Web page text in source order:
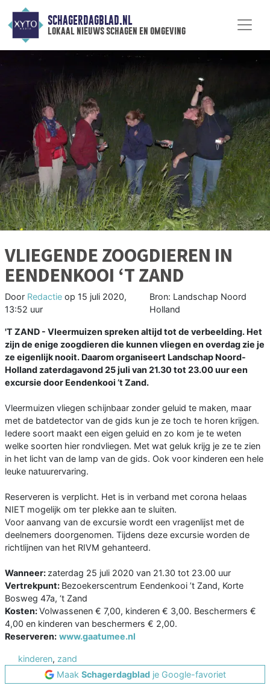
SCHAGERDAGBLAD.NL
lokaal nieuws schagen en omgeving
VLIEGENDE ZOOGDIEREN IN
EENDENKOOI ‘T ZAND
Door Redactie op 15 juli 2020,
13:52 uur
Bron: Landschap Noord
Holland
'T ZAND - Vleermuizen spreken altijd tot de verbeelding. Het
zijn de enige zoogdieren die kunnen vliegen en overdag zie je
ze eigenlijk nooit. Daarom organiseert Landschap Noord-
Holland zaterdagavond 25 juli van 21.30 tot 23.00 uur een
excursie door Eendenkooi ’t Zand.
Vleermuizen vliegen schijnbaar zonder geluid te maken, maar
met de batdetector van de gids kun je ze toch te horen krijgen.
Iedere soort maakt een eigen geluid en zo kom je te weten
welke soorten hier rondvliegen. Met wat geluk krijg je ze te zien
in het licht van de lamp van de gids. Ook voor kinderen een hele
leuke natuurervaring.
Reserveren is verplicht. Het is in verband met corona helaas
NIET mogelijk om ter plekke aan te sluiten.
Voor aanvang van de excursie wordt een vragenlijst met de
deelnemers doorgenomen. Tijdens deze excursie worden de
richtlijnen van het RIVM gehanteerd.
Wanneer: zaterdag 25 juli 2020 van 21.30 tot 23.00 uur
Vertrekpunt: Bezoekerscentrum Eendenkooi ’t Zand, Korte
Bosweg 47a, ‘t Zand
Kosten:Volwassenen € 7,00, kinderen € 3,00. Beschermers €
4,00 en kinderen van beschermers € 2,00.
Reserveren: www.gaatumee.nl
kinderen, zand
Maak Schagerdagbladje Google-favoriet